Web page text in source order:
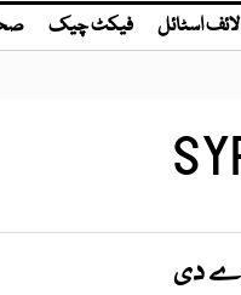
لائف اسٹائل فیکٹ چیک
دے دی